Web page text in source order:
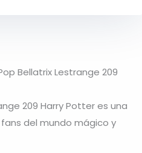
Bellatrix Lestrange 209
209 Harry Potter es una
del mundo mágico y